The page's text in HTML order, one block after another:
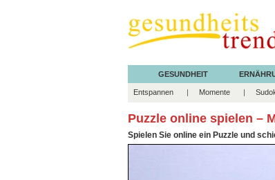
GESUNDHEIT
Entspannen Momente
Puzzle online spielen –
Spielen Sie online ein Puzzle und